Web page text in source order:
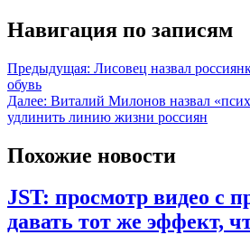
Навигация по записям
Предыдущая: Лисовец назвал
обувь
Далее: Виталий Милонов назвал
удлинить линию жизни россиян
Похожие новости
JST: просмотр видео с
давать тот же эффект,